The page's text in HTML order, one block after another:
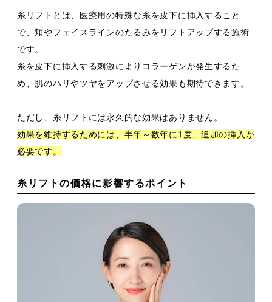
糸リフトとは、医療用の特殊な糸を皮下に挿入すること
で、頬やフェイスラインのたるみをリフトアップする施術
です。
糸を皮下に挿入する刺激によりコラーゲンが発生するた
め、肌のハリやツヤをアップさせる効果も期待できます。
ただし、糸リフトには永久的な効果はありません。
効果を維持するためには、半年～数年に1度、追加の挿入が
必要です。
糸リフトの価格に影響するポイント